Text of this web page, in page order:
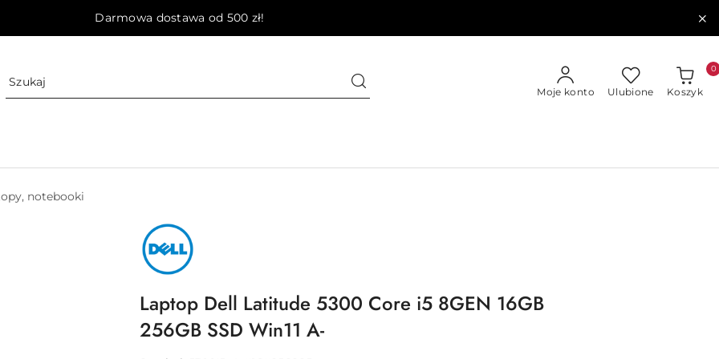
Darmowa dostawa od 500 zł!
Moje konto Ulubione Koszyk
0
notebooki
NAZWA
PRODUCENTA:
DELL
Laptop Dell Latitude 5300 Core i5 8GEN 16GB
256GB SSD Win11 A-